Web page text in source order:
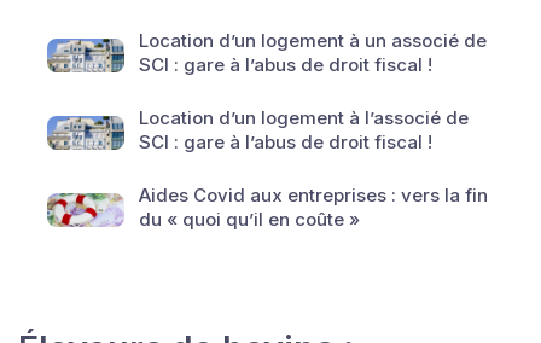
Location d’un logement à un associé de
SCI : gare à l’abus de droit fiscal !
Location d’un logement à l’associé de
SCI : gare à l’abus de droit fiscal !
Aides Covid aux entreprises : vers la fin
du « quoi qu’il en coûte »